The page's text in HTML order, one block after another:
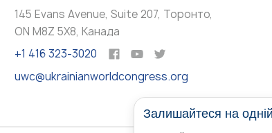
145 Evans Avenue, Suite 207, Торонто,
ON M8Z 5X8, Канада
+1 416 323-3020
uwc@ukrainianworldcongress.org
Залишайтеся на